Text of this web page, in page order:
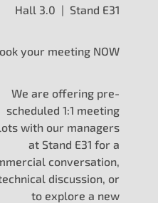
2.5L 2457CC 4-Cyl EJ253
2.5L 2457CC 4-Cyl EJ253
2.5L 2457CC 4-Cyl EJ253
2.5L 2457CC 4-Cyl EJ253
Hall 3.0 | Stand E31
your meeting NOW
We are offering pre-
scheduled 1:1 meeting
with our managers
at Stand E31 for a
conversation,
discussion, or
to explore a new